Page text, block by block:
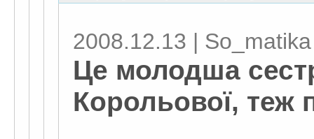
2008.12.13 | So_matika
Це молодша
Корольової, теж